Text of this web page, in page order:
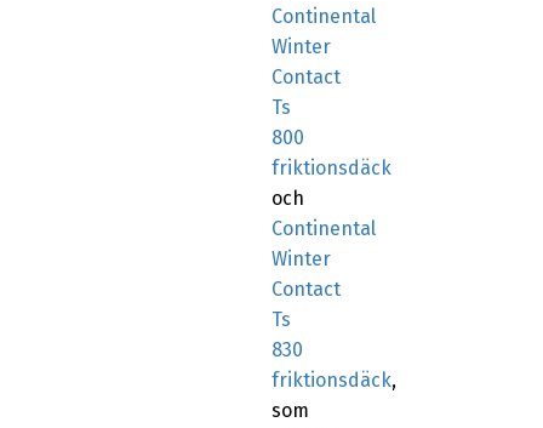
Continental
Winter
Contact
Ts
800
friktionsdäck
och
Continental
Winter
Contact
Ts
830
friktionsdäck,
som